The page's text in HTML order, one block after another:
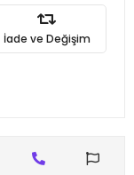
İade ve Değişim